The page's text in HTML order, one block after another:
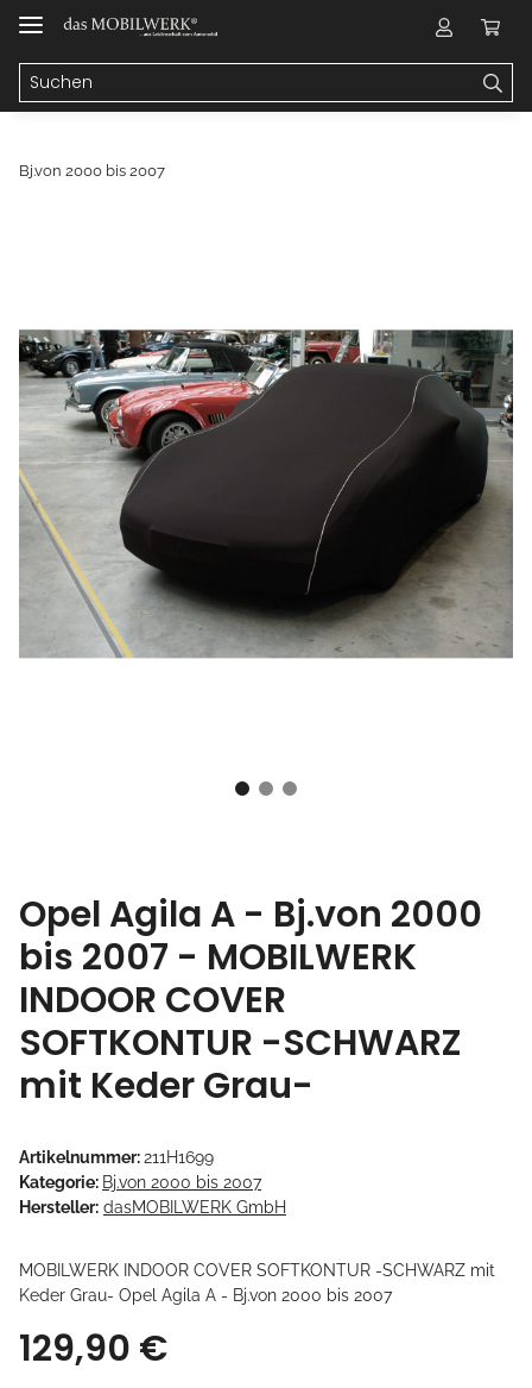
Bj.von 2000 bis 2007
Opel Agila A - Bj.von 2000
bis 2007 - MOBILWERK
INDOOR COVER
SOFTKONTUR -SCHWARZ
mit Keder Grau-
Artikelnummer:211H1699
Kategorie: Bj.von 2000 bis 2007
Hersteller: dasMOBILWERK GmbH
MOBILWERK INDOOR COVER SOFTKONTUR -SCHWARZ mit
Keder Grau- Opel Agila A - Bj.von 2000 bis 2007
129,90 €